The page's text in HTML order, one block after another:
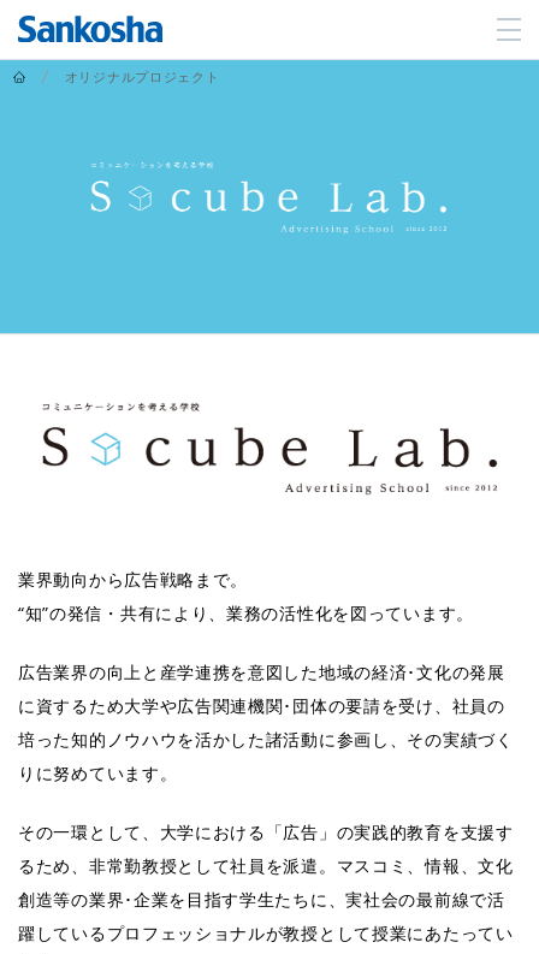
ホームオリジナルプロジェクト
業界動向から広告戦略まで。
“知”の発信・共有により、業務の活性化を図っています。
広告業界の向上と産学連携を意図した地域の経済･文化の発展
に資するため大学や広告関連機関･団体の要請を受け、社員の
培った知的ノウハウを活かした諸活動に参画し、その実績づく
りに努めています。
その一環として、大学における「広告」の実践的教育を支援す
るため、非常勤教授として社員を派遣。マスコミ、情報、文化
創造等の業界･企業を目指す学生たちに、実社会の最前線で活
躍しているプロフェッショナルが教授として授業にあたってい